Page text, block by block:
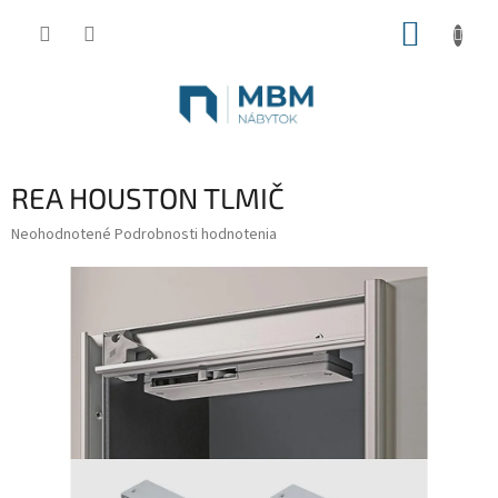
REA HOUSTON TLMIČ
Priemerné
Neohodnotené Podrobnosti hodnotenia